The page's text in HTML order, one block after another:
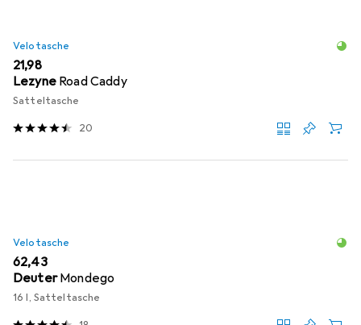
Velotasche
EUR
21,98
Lezyne Road Caddy
Satteltasche
20
Velotasche
EUR
62,43
Deuter Mondego
16 l, Satteltasche